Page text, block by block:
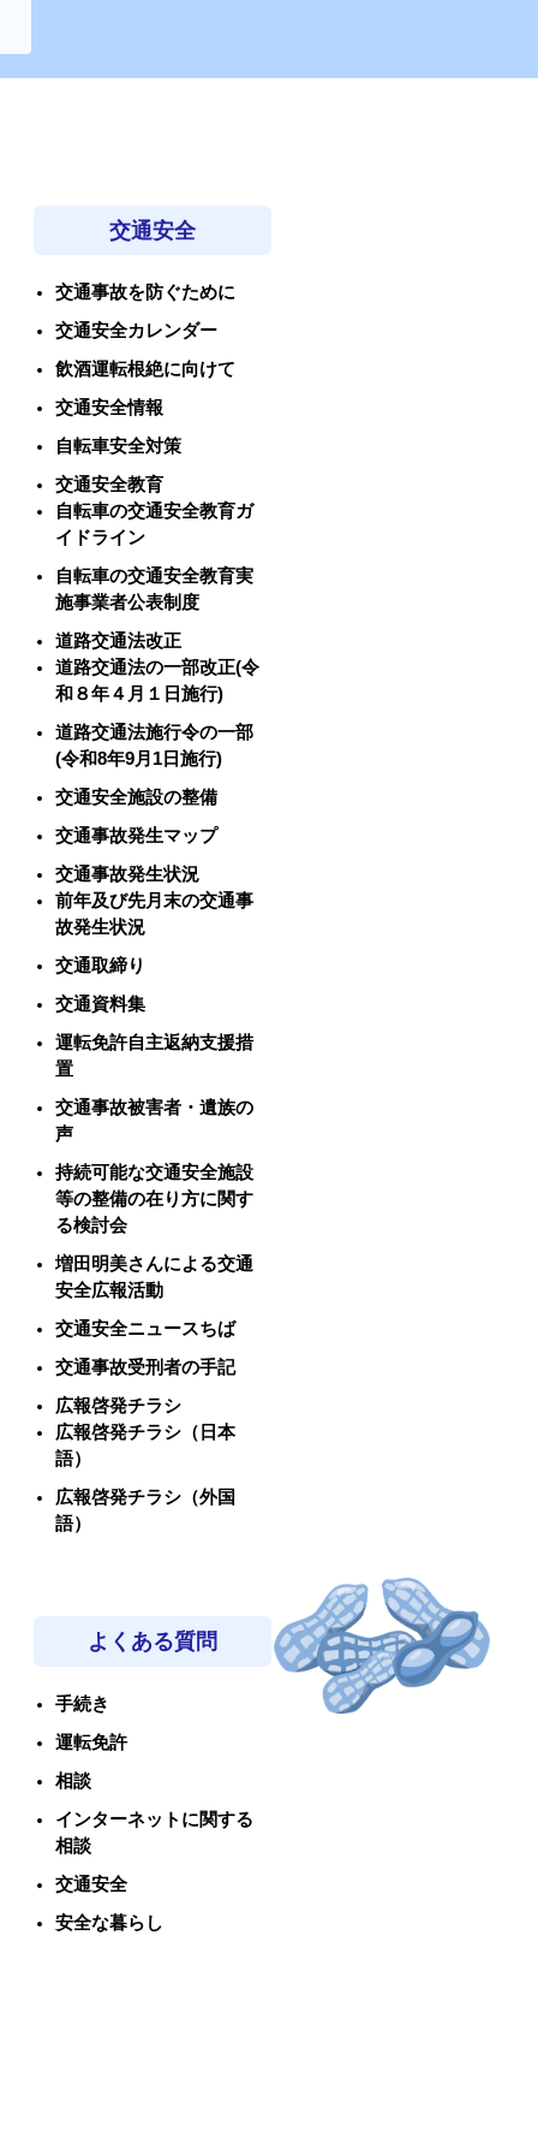
交通安全
交通事故を防ぐために
交通安全カレンダー
飲酒運転根絶に向けて
交通安全情報
自転車安全対策
交通安全教育
自転車の交通安全教育ガ
イドライン
自転車の交通安全教育実
施事業者公表制度
道路交通法改正
道路交通法の一部改正(令
和８年４月１日施行)
道路交通法施行令の一部
(令和8年9月1日施行)
交通安全施設の整備
交通事故発生マップ
交通事故発生状況
前年及び先月末の交通事
故発生状況
交通取締り
交通資料集
運転免許自主返納支援措
置
交通事故被害者・遺族の
声
持続可能な交通安全施設
等の整備の在り方に関す
る検討会
増田明美さんによる交通
安全広報活動
交通安全ニュースちば
交通事故受刑者の手記
広報啓発チラシ
広報啓発チラシ（日本
語）
広報啓発チラシ（外国
語）
よくある質問
手続き
運転免許
相談
インターネットに関する
相談
交通安全
安全な暮らし